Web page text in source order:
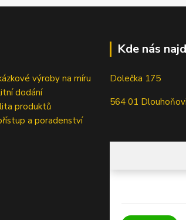
výroby na míru
dodání
produktů
a poradenství
Kde nás
Dolečka 175
564 01